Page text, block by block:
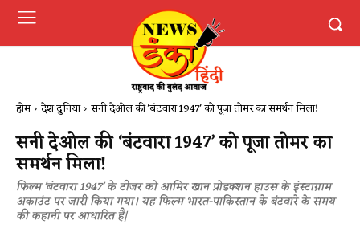
होम देश दुनिया सनी देओल की 'बंटवारा 1947' को पूजा तोमर का समर्थन मिला!
सनी देओल की ‘बंटवारा 1947’ को पूजा तोमर का
समर्थन मिला!
फिल्म 'बंटवारा 1947' के टीजर को आमिर खान प्रोडक्शन हाउस के इंस्टाग्राम
अकाउंट पर जारी किया गया। यह फिल्म भारत-पाकिस्तान के बंटवारे के समय
की कहानी पर आधारित है|